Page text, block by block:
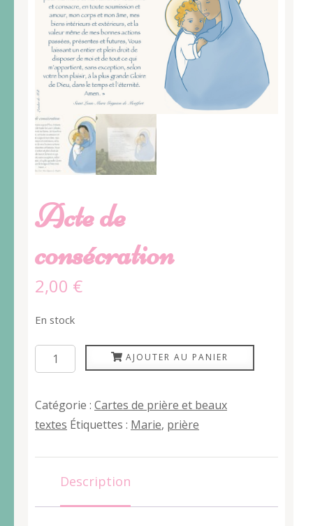
Acte de
consécration
2,00 €
En stock
quantité
de
de
consécration
AJOUTER AU PANIER
Catégorie : Cartes de prière et beaux
textes Étiquettes : Marie, prière
Description